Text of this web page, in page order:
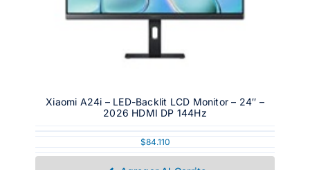
Xiaomi A24i – LED-Backlit LCD Monitor – 24″ –
2026 HDMI DP 144Hz
$84.110